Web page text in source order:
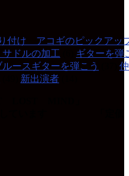
付け アコギのピックアッ
ドルの加工
ギターを弾
ルースギターを弾こう
新出演者